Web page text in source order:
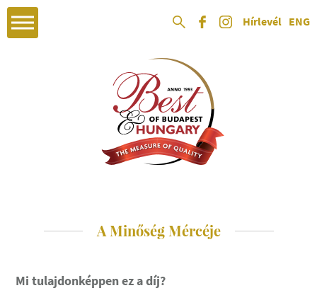
Hírlevél ENG
A Minőség Mércéje
Mi tulajdonképpen ez a díj?